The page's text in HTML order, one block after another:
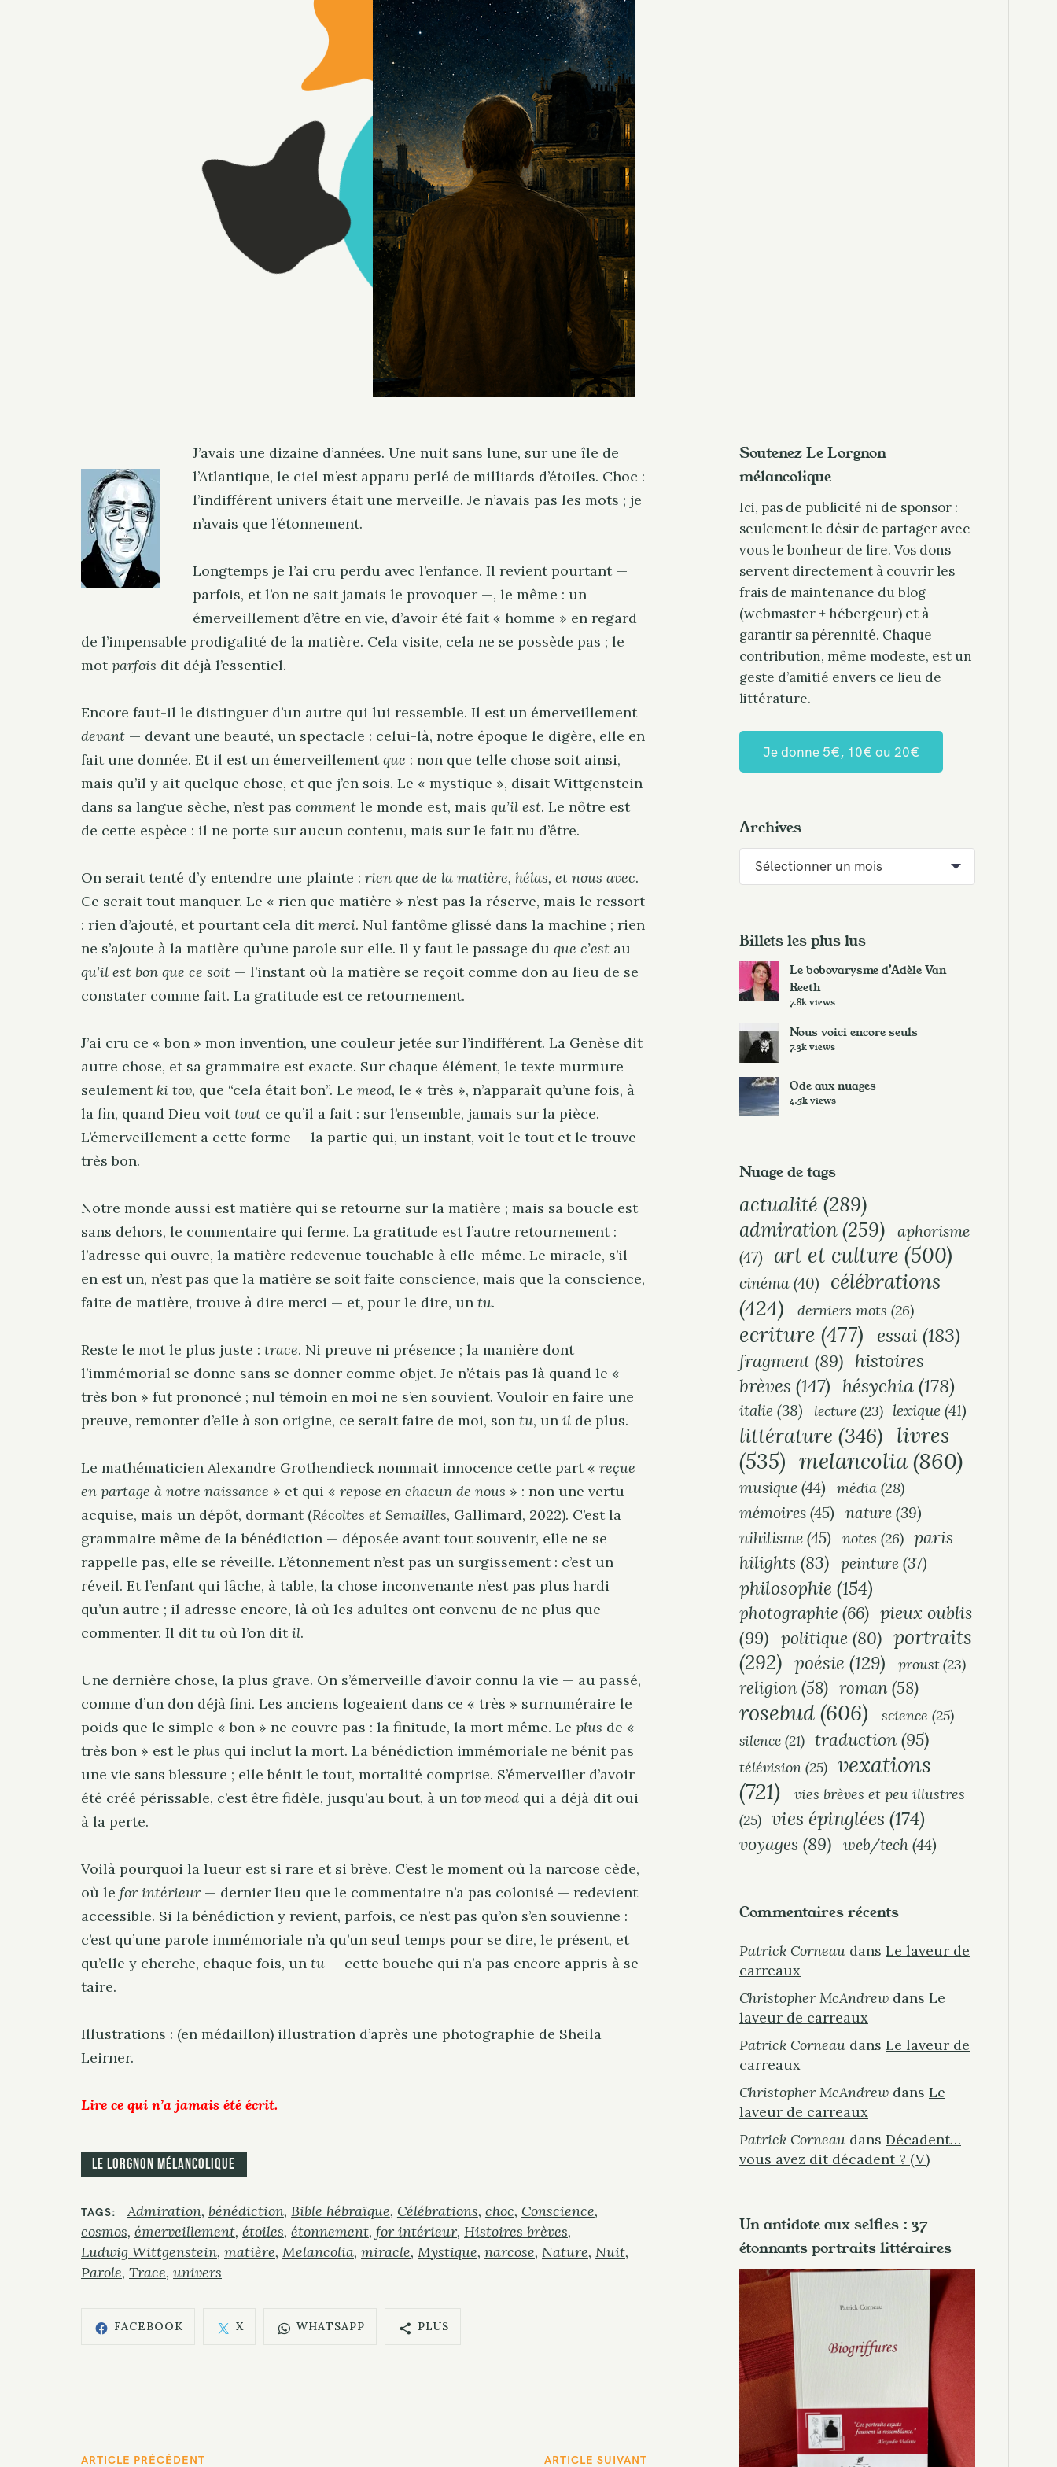
a
r
h
f
o
r
J’avais une dizaine d’années. Une nuit sans lune, sur une île de
l’Atlantique, le ciel m’est apparu perlé de milliards d’étoiles. Choc :
l’indifférent univers était une merveille. Je n’avais pas les mots ; je
n’avais que l’étonnement.
Longtemps je l’ai cru perdu avec l’enfance. Il revient pourtant —
parfois, et l’on ne sait jamais le provoquer —, le même : un
émerveillement d’être en vie, d’avoir été fait « homme » en regard
de l’impensable prodigalité de la matière. Cela visite, cela ne se possède pas ; le
motparfois dit déjà l’essentiel.
Encore faut-il le distinguer d’un autre qui lui ressemble. Il est un émerveillement
devant — devant une beauté, un spectacle : celui-là, notre époque le digère, elle en
fait une donnée. Et il est un émerveillementque : non que telle chose soit ainsi,
mais qu’il y ait quelque chose, et que j’en sois. Le « mystique », disait Wittgenstein
dans sa langue sèche, n’est pas comment le monde est, mais qu’il est. Le nôtre est
de cette espèce : il ne porte sur aucun contenu, mais sur le fait nu d’être.
On serait tenté d’y entendre une plainte : rien que de la matière, hélas, et nous avec.
Ce serait tout manquer. Le « rien que matière » n’est pas la réserve, mais le ressort
: rien d’ajouté, et pourtant cela ditmerci. Nul fantôme glissé dans la machine ; rien
ne s’ajoute à la matière qu’une parole sur elle. Il y faut le passage du que c’est au
qu’il est bon que ce soit — l’instant où la matière se reçoit comme don au lieu de se
constater comme fait. La gratitude est ce retournement.
J’ai cru ce « bon » mon invention, une couleur jetée sur l’indifférent. La Genèse dit
autre chose, et sa grammaire est exacte. Sur chaque élément, le texte murmure
seulement ki tov, que “cela était bon”. Le meod, le « très », n’apparaît qu’une fois, à
la fin, quand Dieu voittout ce qu’il a fait : sur l’ensemble, jamais sur la pièce.
L’émerveillement a cette forme — la partie qui, un instant, voit le tout et le trouve
très bon.
Notre monde aussi est matière qui se retourne sur la matière ; mais sa boucle est
sans dehors, le commentaire qui ferme. La gratitude est l’autre retournement :
l’adresse qui ouvre, la matière redevenue touchable à elle-même. Le miracle, s’il
en est un, n’est pas que la matière se soit faite conscience, mais que la conscience,
faite de matière, trouve à dire merci — et, pour le dire, un tu.
Reste le mot le plus juste : trace. Ni preuve ni présence ; la manière dont
l’immémorial se donne sans se donner comme objet. Je n’étais pas là quand le «
très bon » fut prononcé ; nul témoin en moi ne s’en souvient. Vouloir en faire une
preuve, remonter d’elle à son origine, ce serait faire de moi, son tu, un il de plus.
Le mathématicien Alexandre Grothendieck nommait innocence cette part « reçue
en partage à notre naissance » et qui « repose en chacun de nous » : non une vertu
acquise, mais un dépôt, dormant (Récoltes et Semailles, Gallimard, 2022). C’est la
grammaire même de la bénédiction — déposée avant tout souvenir, elle ne se
rappelle pas, elle se réveille. L’étonnement n’est pas un surgissement : c’est un
réveil. Et l’enfant qui lâche, à table, la chose inconvenante n’est pas plus hardi
qu’un autre ; il adresse encore, là où les adultes ont convenu de ne plus que
commenter. Il dittu où l’on ditil.
Une dernière chose, la plus grave. On s’émerveille d’avoir connu la vie — au passé,
comme d’un don déjà fini. Les anciens logeaient dans ce « très » surnuméraire le
poids que le simple « bon » ne couvre pas : la finitude, la mort même. Le plus de «
très bon » est le plus qui inclut la mort. La bénédiction immémoriale ne bénit pas
une vie sans blessure ; elle bénit le tout, mortalité comprise. S’émerveiller d’avoir
été créé périssable, c’est être fidèle, jusqu’au bout, à un tov meod qui a déjà dit oui
à la perte.
Voilà pourquoi la lueur est si rare et si brève. C’est le moment où la narcose cède,
où le for intérieur — dernier lieu que le commentaire n’a pas colonisé — redevient
accessible. Si la bénédiction y revient, parfois, ce n’est pas qu’on s’en souvienne :
c’est qu’une parole immémoriale n’a qu’un seul temps pour se dire, le présent, et
qu’elle y cherche, chaque fois, un tu — cette bouche qui n’a pas encore appris à se
taire.
Illustrations : (en médaillon) illustration d’après une photographie de Sheila
Leirner.
Lire ce qui n’a jamais été écrit.
Le Lorgnon mélancolique
TAGS Admiration bénédiction Bible hébraïque Célébrations choc Conscience
cosmos émerveillement étoiles étonnement for intérieur Histoires brèves
Ludwig Wittgenstein matière Melancolia miracle Mystique narcose Nature Nuit
Parole Trace univers
FACEBOOK X WHATSAPP PLUS
ARTICLE PRÉCÉDENT ARTICLE SUIVANT
Soutenez Le Lorgnon
mélancolique
Ici, pas de publicité ni de sponsor :
seulement le désir de partager avec
vous le bonheur de lire. Vos dons
servent directement à couvrir les
frais de maintenance du blog
(webmaster + hébergeur) et à
garantir sa pérennité. Chaque
contribution, même modeste, est un
geste d’amitié envers ce lieu de
littérature.
Je donne 5€, 10€ ou 20€
Archives
i
s
Billets les plus lus
Le bobovarysme d’Adèle Van
Reeth
7.8k views
Nous voici encore seuls
7.3k views
Ode aux nuages
4.5k views
Nuage de tags
actualité (289)
admiration(259)
aphorisme
(47) art et culture (500)
cinéma (40)
célébrations
(424)
derniers mots (26)
ecriture (477) essai (183)
fragment (89) histoires
brèves (147) hésychia (178)
italie (38) lecture(23) lexique (41)
littérature (346) livres
(535) melancolia(860)
musique (44) média(28)
mémoires (45) nature(39)
nihilisme (45) notes (26) paris
hilights (83) peinture(37)
philosophie (154)
photographie (66) pieux oublis
(99) politique (80) portraits
(292) poésie (129) proust(23)
religion (58) roman (58)
rosebud (606) science (25)
silence (21) traduction(95)
télévision (25) vexations
(721)
vies brèves et peu illustres
(25) vies épinglées (174)
voyages (89) web/tech(44)
Commentaires récents
Patrick Corneau dans Le laveur de
carreaux
Christopher McAndrew dans Le
laveur de carreaux
Patrick Corneau dans Le laveur de
carreaux
Christopher McAndrew dans Le
laveur de carreaux
Patrick Corneau dans Décadent…
vous avez dit décadent ? (V)
Un antidote aux selfies : 37
étonnants portraits littéraires